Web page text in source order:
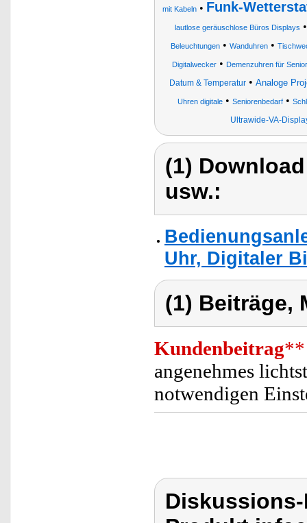
mit Kabeln• Funk-
lautlose geräuschlose Büros Displays
Beleuchtungen • Wanduhren •
Digitalwecker • Demenzuhren für
Datum & Temperatur• Analoge
Uhren digitale • Seniorenbedarf •
Ultrawide-VA-
(1)
usw.:
Uhr, Digitaler
(1) Beiträge,
Kundenbeitrag**
angenehmes
notwendigen